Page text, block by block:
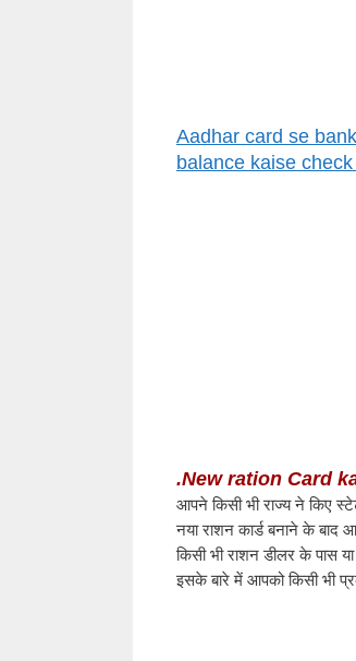
Aadhar card se
balance kaise
.New ration Card
आपने किसी भी राज्य ने किए
नया राशन कार्ड बनाने के बाद
किसी भी राशन डीलर के पास
इसके बारे में आपको किसी भी